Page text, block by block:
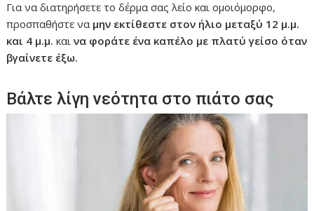
Για να διατηρήσετε το δέρμα σας λείο και ομοιόμορφο,
προσπαθήστε να μην εκτίθεστε στον ήλιο μεταξύ 12 μ.μ.
και 4 μ.μ. καινα φοράτε ένα καπέλο με πλατύ γείσο όταν
βγαίνετε έξω.
Βάλτε λίγη νεότητα στο πιάτο σας